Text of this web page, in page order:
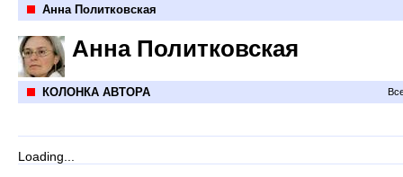
Анна Политковская
Анна Политковская
КОЛОНКА АВТОРА
Loading...